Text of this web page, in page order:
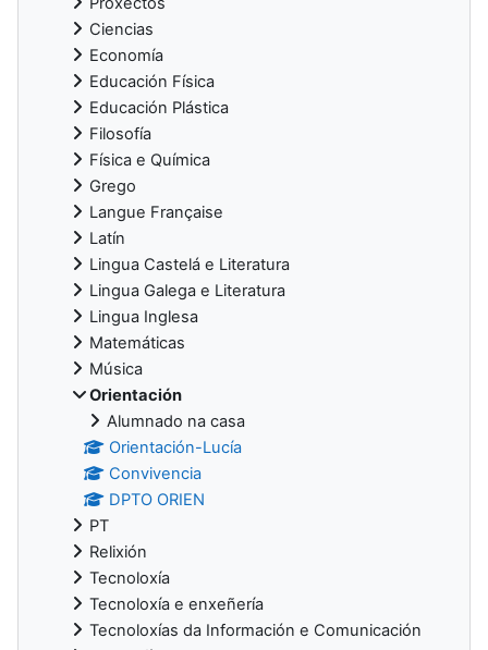
Ciencias
Economía
Educación Física
Educación Plástica
Filosofía
Física e Química
Grego
Langue Française
Latín
Lingua Castelá e Literatura
Lingua Galega e Literatura
Lingua Inglesa
Matemáticas
Música
Orientación
Alumnado na casa
Orientación-Lucía
Convivencia
DPTO ORIEN
PT
Relixión
Tecnoloxía
Tecnoloxía e enxeñería
Tecnoloxías da Información e Comunicación